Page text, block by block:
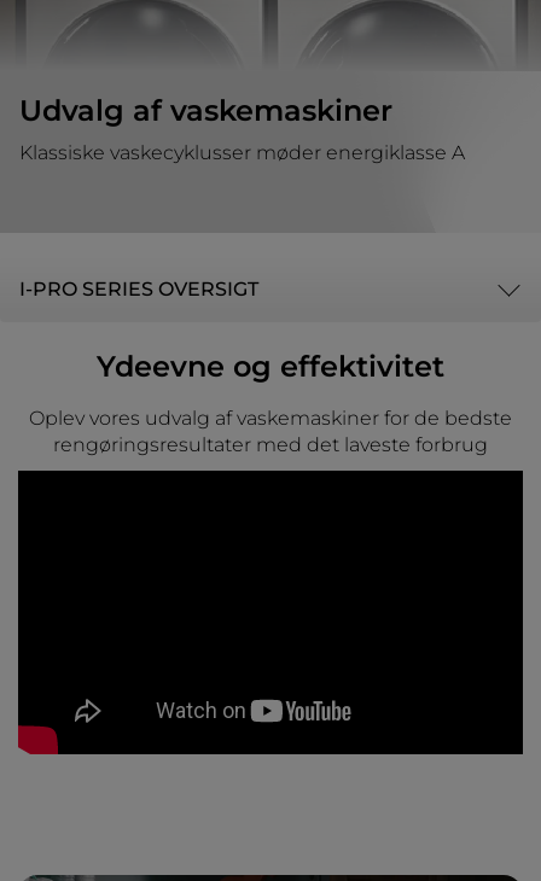
Udvalg af vaskemaskiner
Klassiske vaskecyklusser møder energiklasse A
I-PRO SERIES OVERSIGT
Ydeevne og effektivitet
Oplev vores udvalg af vaskemaskiner for de bedste
rengøringsresultater med det laveste forbrug